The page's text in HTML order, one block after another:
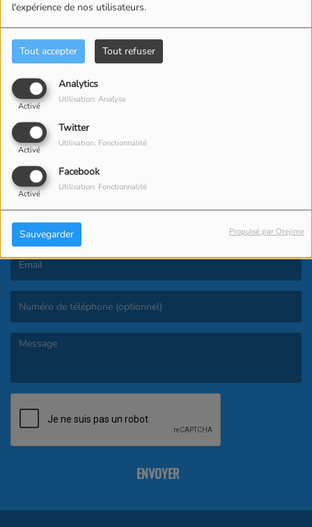
l'expérience de nos utilisateurs.
Tout accepter Tout refuser
Analytics
Activé
Utilisation: Analyse
Twitter
Activé
Utilisation: Fonctionnalité
Facebook
Activé
Utilisation: Fonctionnalité
Sauvegarder Propulsé par Orejime
Oups, vous avez
rencontré une erreur.
Il semble que la page que vous recherchez n’existe
CONTACT
(Le nom est obligatoire. )
ENVOYER